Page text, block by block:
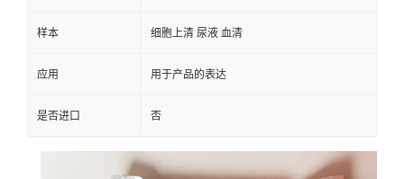
样本 细胞上清 尿液 血清
应用 用于产品的表达
是否进口 否